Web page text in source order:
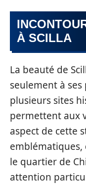
À SCILLA
La beauté de
seulement à
plusieurs sites
permettent aux
aspect de cette
emblématiques,
le quartier de
attention